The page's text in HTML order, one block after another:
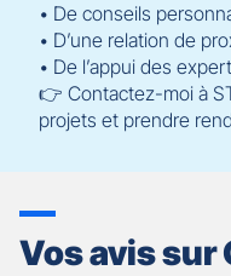
• De conseils
• D’une relation de
• De l’appui des
👉 Contactez-moi à
projets et prendre
Vos avis sur